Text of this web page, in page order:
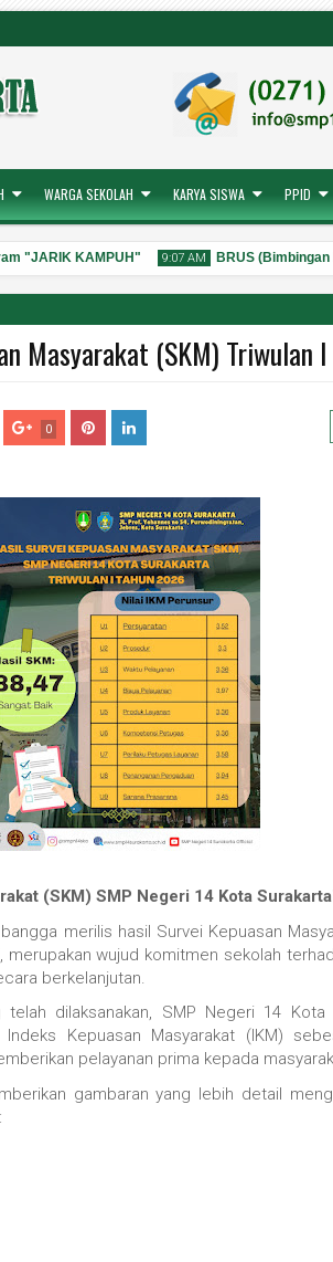
WARGA SEKOLAH KARYA SISWA PPID
"JARIK KAMPUH" 9:07 AM BRUS (Bimbingan
Masyarakat (SKM) Triwulan
0
(SKM) SMP Negeri 14 Kota Surakarta
merilis hasil Survei Kepuasan
merupakan wujud komitmen sekolah
berkelanjutan.
dilaksanakan, SMP Negeri 14 Kota
Kepuasan Masyarakat (IKM)
pelayanan prima kepada
gambaran yang lebih detail